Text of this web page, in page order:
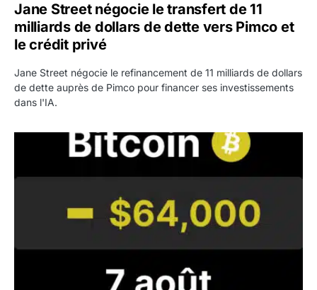
Jane Street négocie le transfert de 11
milliards de dollars de dette vers Pimco et
le crédit privé
Jane Street négocie le refinancement de 11 milliards de dollars
de dette auprès de Pimco pour financer ses investissements
dans l'IA.
Bitcoin stagne à 64 000 dollars pendant que les